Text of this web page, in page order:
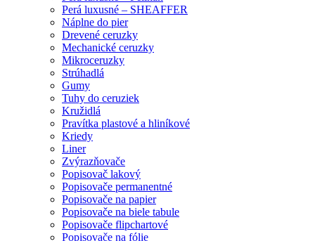
Perá luxusné – SHEAFFER
Náplne do pier
Drevené ceruzky
Mechanické ceruzky
Mikroceruzky
Strúhadlá
Gumy
Tuhy do ceruziek
Kružidlá
Pravítka plastové a hliníkové
Kriedy
Liner
Zvýrazňovače
Popisovač lakový
Popisovače permanentné
Popisovače na papier
Popisovače na biele tabule
Popisovače flipchartové
Popisovače na fólie